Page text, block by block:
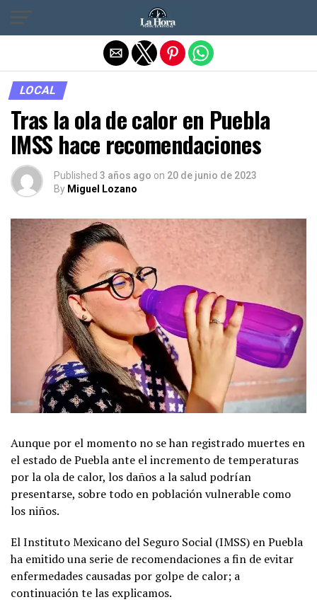
LOCAL
Tras la ola de calor en Puebla
IMSS hace recomendaciones
Published 3 años ago on 20 de junio de 2023
By Miguel Lozano
Aunque por el momento no se han registrado muertes en
el estado de Puebla ante el incremento de temperaturas
por la ola de calor, los daños a la salud podrían
presentarse, sobre todo en población vulnerable como
los niños.
El Instituto Mexicano del Seguro Social (IMSS) en Puebla
ha emitido una serie de recomendaciones a fin de evitar
enfermedades causadas por golpe de calor; a
continuación te las explicamos.
Salir de la versión móvil